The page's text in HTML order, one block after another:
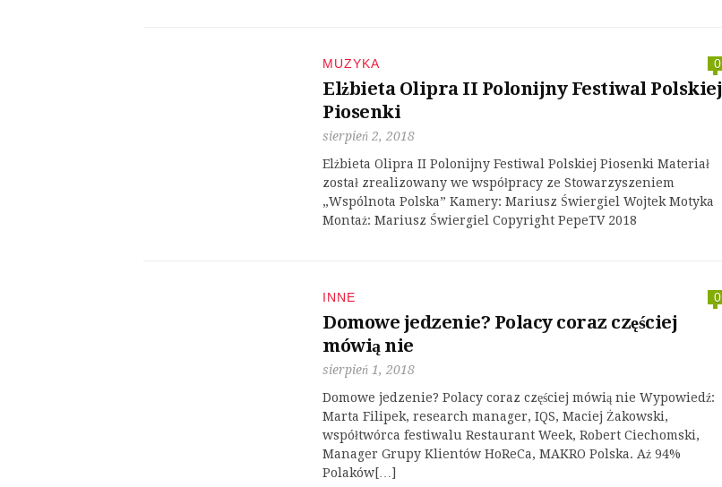
MUZYKA 0
Elżbieta Olipra II Polonijny Festiwal Polskiej
Piosenki
sierpień 2, 2018
Elżbieta Olipra II Polonijny Festiwal Polskiej Piosenki Materiał
został zrealizowany we współpracy ze Stowarzyszeniem
„Wspólnota Polska” Kamery: Mariusz Świergiel Wojtek Motyka
Montaż: Mariusz Świergiel Copyright PepeTV 2018
INNE 0
Domowe jedzenie? Polacy coraz częściej
mówią nie
sierpień 1, 2018
Domowe jedzenie? Polacy coraz częściej mówią nie Wypowiedź:
Marta Filipek, research manager, IQS, Maciej Żakowski,
współtwórca festiwalu Restaurant Week, Robert Ciechomski,
Manager Grupy Klientów HoReCa, MAKRO Polska. Aż 94%
Polaków[…]